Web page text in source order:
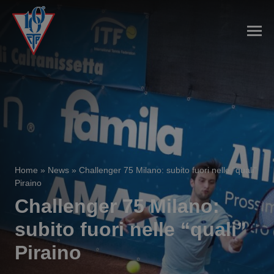
Home » News » Challenger 75 Milano: subito fuori nelle “quali”
Piraino
Challenger 75 Milano:
subito fuori nelle “quali”
Piraino